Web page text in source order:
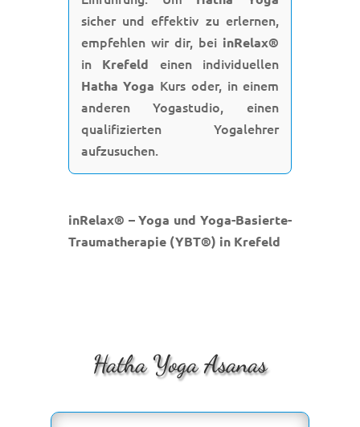
sicher und effektiv zu erlernen,
empfehlen wir dir, bei inRelax®
in Krefeld einen individuellen
Hatha Yoga Kurs oder, in einem
anderen Yogastudio, einen
qualifizierten Yogalehrer
aufzusuchen.
inRelax® – Yoga und Yoga-Basierte-
Traumatherapie (YBT®) in Krefeld
Hatha Yoga Asanas